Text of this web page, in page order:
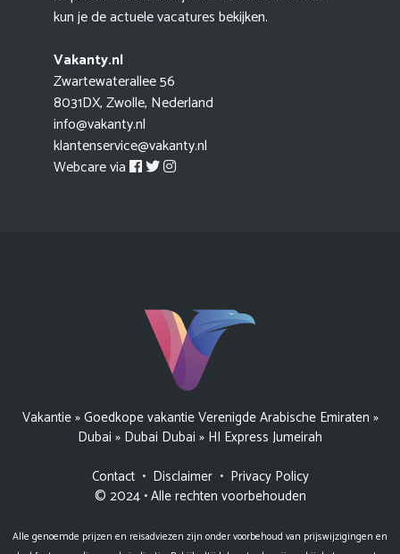
kun je de actuelevacaturesbekijken.
Vakanty.nl
Zwartewaterallee 56
8031DX, Zwolle, Nederland
info@vakanty.nl
klantenservice@vakanty.nl
Webcare via
Vakantie»Goedkope vakantie Verenigde Arabische Emiraten »
Dubai » Dubai Dubai » HI Express Jumeirah
Contact• Disclaimer• Privacy Policy
© 2024 • Alle rechten voorbehouden
Alle genoemde prijzen en reisadviezen zijn onder voorbehoud van prijswijzigingen en